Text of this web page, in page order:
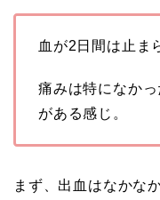
血が2日間は止ま
痛みは特になか
がある感じ。
まず、出血はなかな